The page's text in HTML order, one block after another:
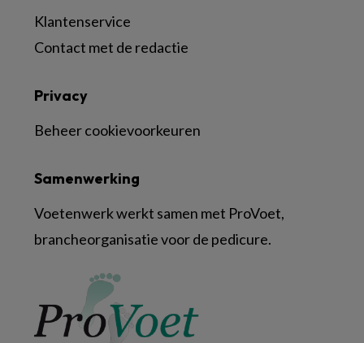
Klantenservice
Contact met de redactie
Samenwerking
Voetenwerk werkt samen met ProVoet,
brancheorganisatie voor de pedicure.
Privacy
Beheer cookievoorkeuren